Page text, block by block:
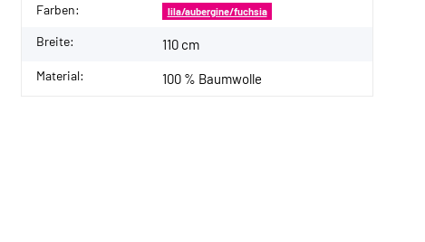
Farben: lila/aubergine/fuchsia
Breite: 110 cm
Material: 100 % Baumwolle